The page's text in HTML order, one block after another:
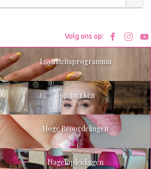
Volg ons op:
Bezoek
Loyaliteitsprogramma
Top merken
Hoge Beoordelingen
Nagelopleidingen